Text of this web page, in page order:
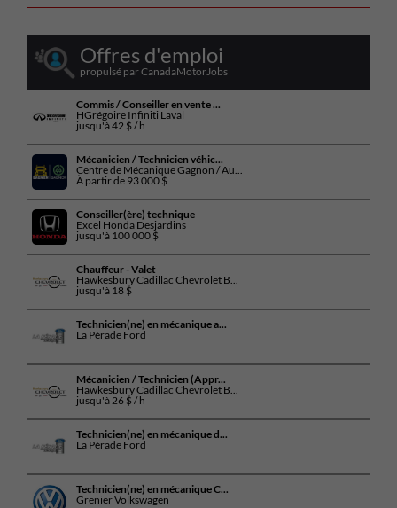
Offres d'emploi
propulsé par CanadaMotorJobs
Commis / Conseiller en vente ...
HGrégoire Infiniti Laval
jusqu'à42 $ / h
Mécanicien / Technicien véhic...
Centre de Mécanique Gagnon / Au...
À partir de 93 000 $
Conseiller(ère) technique
Excel Honda Desjardins
jusqu'à 100 000 $
Chauffeur - Valet
Hawkesbury Cadillac Chevrolet B...
jusqu'à 18 $
Technicien(ne) en mécanique a...
La Pérade Ford
Mécanicien / Technicien (Appr...
Hawkesbury Cadillac Chevrolet B...
jusqu'à26 $ / h
Technicien(ne) en mécanique d...
La Pérade Ford
Technicien(ne) en mécanique C...
Grenier Volkswagen